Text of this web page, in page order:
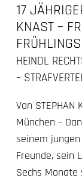
17
NAST –
HEINDL
–
Von STEPHAN
München –
seinem
Freunde, sein
Sechs